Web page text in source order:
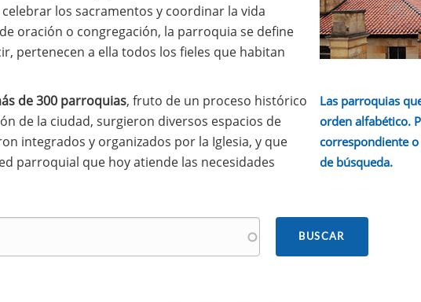
los sacramentos y coordinar la vida
oración o congregación, la parroquia se define
pertenecen a ella todos los fieles que habitan
de 300 parroquias, fruto de un proceso histórico
de la ciudad, surgieron diversos espacios de
integrados y organizados por la Iglesia, y que
parroquial que hoy atiende las necesidades
Las parroquias
orden alfabético.
correspondiente
de búsqueda.